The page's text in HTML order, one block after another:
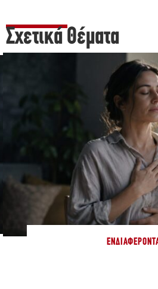
Σχετικά Θέματα